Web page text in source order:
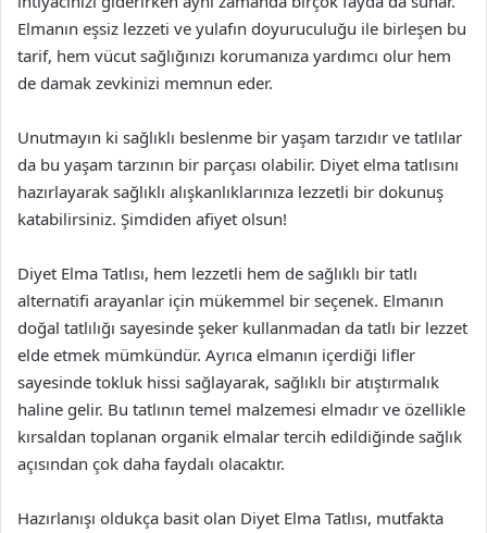
Elmanın eşsiz lezzeti ve yulafın doyuruculuğu ile birleşen bu
tarif, hem vücut sağlığınızı korumanıza yardımcı olur hem
de damak zevkinizi memnun eder.
Unutmayın ki sağlıklı beslenme bir yaşam tarzıdır ve tatlılar
da bu yaşam tarzının bir parçası olabilir. Diyet elma tatlısını
hazırlayarak sağlıklı alışkanlıklarınıza lezzetli bir dokunuş
katabilirsiniz. Şimdiden afiyet olsun!
Diyet Elma Tatlısı, hem lezzetli hem de sağlıklı bir tatlı
alternatifi arayanlar için mükemmel bir seçenek. Elmanın
doğal tatlılığı sayesinde şeker kullanmadan da tatlı bir lezzet
elde etmek mümkündür. Ayrıca elmanın içerdiği lifler
sayesinde tokluk hissi sağlayarak, sağlıklı bir atıştırmalık
haline gelir. Bu tatlının temel malzemesi elmadır ve özellikle
kırsaldan toplanan organik elmalar tercih edildiğinde sağlık
açısından çok daha faydalı olacaktır.
Hazırlanışı oldukça basit olan Diyet Elma Tatlısı, mutfakta